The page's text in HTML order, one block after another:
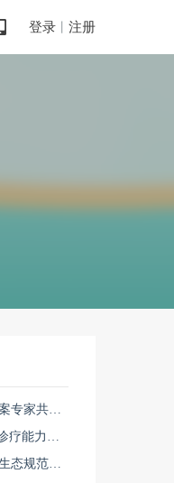
登录 注册
陈烨教授：《幽门螺杆菌感染双联方案专家共识（2026）》解读 | BIDDF2026
【安医心法】UC病理诊断要点 | IBD诊疗能力系统提升5
Hp根除治疗与胃肠道微生态 | 肠道微生态规范化诊疗4